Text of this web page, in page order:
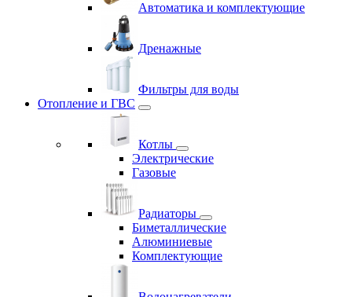
Автоматика и комплектующие
Дренажные
Фильтры для воды
Отопление и ГВС
Котлы
Электрические
Газовые
Радиаторы
Биметаллические
Алюминиевые
Комплектующие